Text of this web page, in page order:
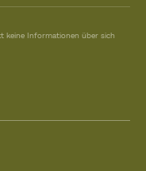
keine Informationen über sich